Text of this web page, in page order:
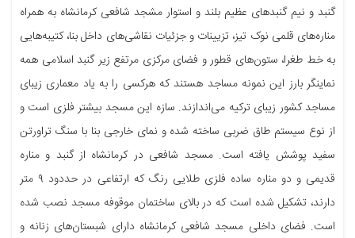
گنبد و نیم گنبدهای عظیم بلند و استوار مشجد شافعی کرمانشاه به همراه
مناره‌های قلمی نوک تیز، تزیینات و جزئیات نقاشی‌های داخل بنا، کتیبه‌هایی
به خط طغرا، ستون‌های قطور و فضای مرکزی مرتفع زیر گنبد اسلامی همه
نماینگر بارز این نمونه مساجد هستند که هرکسی را به یاد معماری زیبای
مساجد کشور زیبای ترکیه می‌اندازند. سازه این مسجد بیشتر فلزی است و
از نوع سیستم طاق ضربی ساخته شده و نمای خارجی بنا با سنگ تراورتن
سفید پوشش یافته است. مسجد شافعی در کرمانشاه از گنبد و مناره
قدیمی و دو مناره ساده فلزی طلایی رنگ که ارتفاعی در حددود ۹ متر
دارند، تشکیل شده است که در بالای ساختمان موقوفه مسجد نصب شده
است. فضای داخلی مسجد شافعی کرمانشاه دارای شبستان‌های زنانه و